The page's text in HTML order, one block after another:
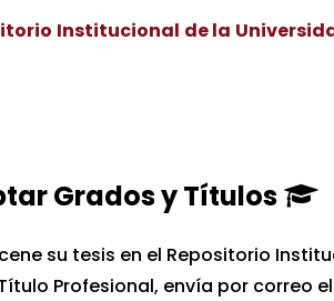
Institucional de la
Grados y Títulos
su tesis en el Repositorio
Profesional, envía por correo